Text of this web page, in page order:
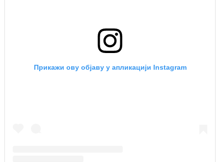
Прикажи ову објаву у апликацији Instagram